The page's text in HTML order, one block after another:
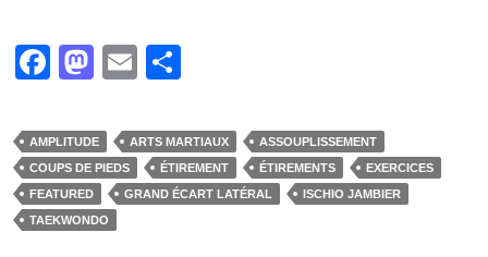
F
c
e
b
o
M
st
o
d
o
E
ail ta
g
er
AMPLITUDE ARTS MARTIAUX
ASSOUPLISSEMENT
COUPS DE PIEDS
ÉTIREMENT ÉTIREMENTS
EXERCICES
FEATURED
GRAND ÉCART LATÉRAL
ISCHIO JAMBIER
TAEKWONDO